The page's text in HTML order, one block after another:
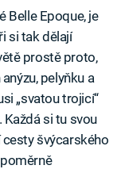
Belle Epoque, je
si tak dělají
prostě proto,
pelyňku a
„svatou trojicí“
si tu svou
švýcarského